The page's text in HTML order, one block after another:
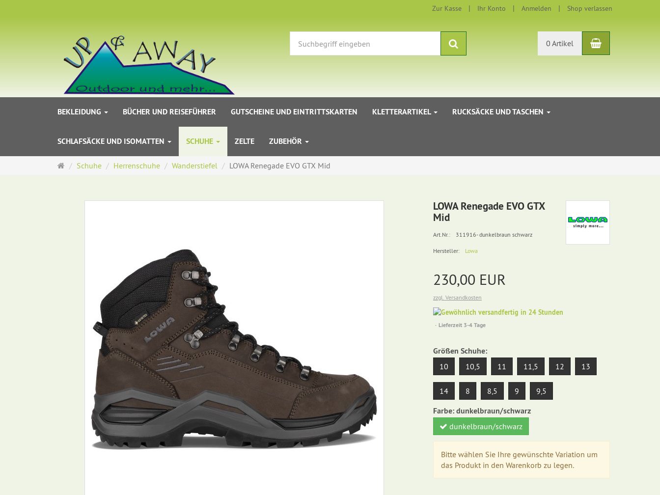
Zur Kasse Ihr Konto Anmelden Shop verlassen
0 Artikel Warenkorb
BEKLEIDUNG BÜCHER UND REISEFÜHRER GUTSCHEINE UND EINTRITTSKARTEN KLETTERARTIKEL RUCKSÄCKE UND TASCHEN
SCHLAFSÄCKE UND ISOMATTEN SCHUHE ZELTE ZUBEHÖR
Startseite
Schuhe Herrenschuhe Wanderstiefel LOWA Renegade EVO GTX Mid
LOWA Renegade EVO GTX
Mid
Art.Nr.: 311916- dunkelbraun schwarz
Hersteller: Lowa
230,00 EUR
zzgl. Versandkosten
Lieferzeit 3-4 Tage
Größen Schuhe:
10 10,5 11 11,5 12 13
14 8 8,5 9 9,5
Farbe:dunkelbraun/schwarz
dunkelbraun/schwarz
Bitte wählen Sie Ihre gewünschte Variation um
das Produkt in den Warenkorb zu legen.